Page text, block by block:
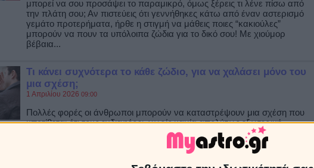
μπορεί να σου προσάψει το παραμικρό, όμως ξέρεις τι λένε πίσω από
την πλάτη σου; Αν πιστεύεις ότι γεννήθηκες κάτω από έναν αστερισμό
γεμάτο προτερήματα, ήρθε η στιγμή να μάθεις ποιες “κακιούλες”
μπορούν να πουν τα υπόλοιπα ζώδια για το δικό σου! Mε χιούμορ
βέβαια...
Τι κάνει συχνότερα το κάθε ζώδιο, για να χαλάσει μόνο του
μια σχέση;
1 Απριλίου 2026 09:00
Πολλές φορές οι άνθρωποι μπορούν να καταστρέψουν μια σχέση που
υποτίθεται ότι τους ενδιαφέρει, χωρίς καμία απολύτως εξωτερική
βοήθεια. Μόνοι τους. Και να λοιπόν τι κάνει συχνότερα το κάθε ζώδιο,
για να ρημάξει μια σχέση που κατά τα άλλα θα μπορούσε να τσουλήσει